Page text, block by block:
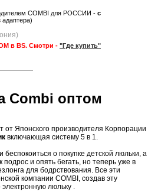
COMBI для РОССИИ - с
адаптера)
в BS. Смотри - "Где купить"
Combi оптом
Японского производителя Корпорации
включающая систему 5 в 1.
о покупке детской люльки, а
и опять бегать, но теперь уже в
для бодрствования. Все эти
компании COMBI, создав эту
люльку .